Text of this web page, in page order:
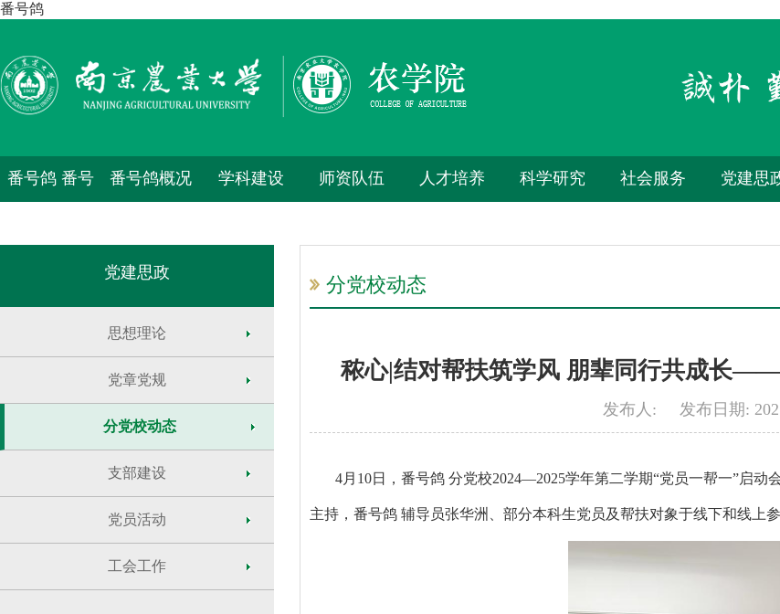
番号鸽
番号鸽 番号 番号鸽概况 学科建设 师资队伍 人才培养 科学研究 社会服务 党建思
党建思政
思想理论
党章党规
分党校动态
支部建设
党员活动
工会工作
分党校动态
秾心|结对帮扶筑学风 朋辈同行共成长
发布人: 发布日期:
4月10日，番号鸽 分党校2024—2025学年第二学期“党员一帮一”启
主持，番号鸽 辅导员张华洲、部分本科生党员及帮扶对象于线下和线上参